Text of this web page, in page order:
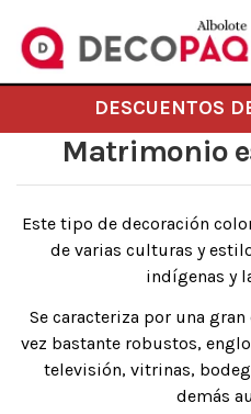
DESCUENTOS
Matrimonio
Este tipo de decoración
de varias culturas y
indígenas y
Se caracteriza por una
vez bastante robustos,
televisión, vitrinas,
demás